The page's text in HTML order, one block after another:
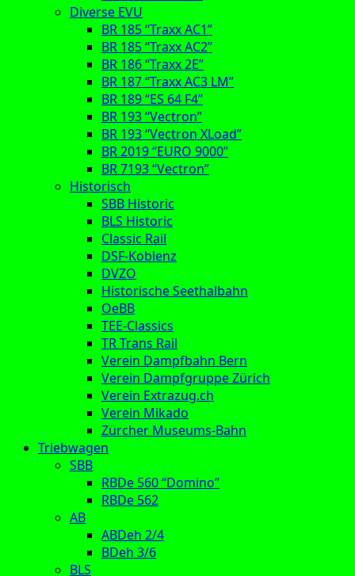
Diverse EVU
BR 185 “Traxx AC1”
BR 185 “Traxx AC2”
BR 186 “Traxx 2E”
BR 187 “Traxx AC3 LM”
BR 189 “ES 64 F4”
BR 193 “Vectron”
BR 193 “Vectron XLoad”
BR 2019 “EURO 9000”
BR 7193 “Vectron”
Historisch
SBB Historic
BLS Historic
Classic Rail
DSF-Koblenz
DVZO
Historische Seethalbahn
OeBB
TEE-Classics
TR Trans Rail
Verein Dampfbahn Bern
Verein Dampfgruppe Zürich
Verein Extrazug.ch
Verein Mikado
Zürcher Museums-Bahn
Triebwagen
SBB
RBDe 560 “Domino”
RBDe 562
AB
ABDeh 2/4
BDeh 3/6
BLS